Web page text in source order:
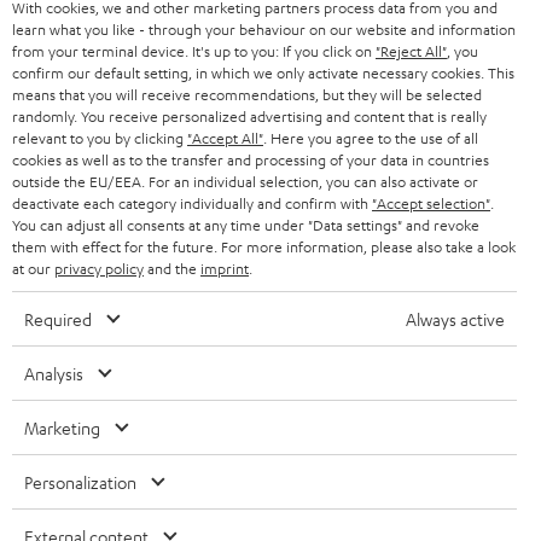
With cookies, we and other marketing partners process data from you and
learn what you like - through your behaviour on our website and information
from your terminal device. It's up to you: If you click on "Reject All" , you
confirm our default setting, in which we only activate necessary cookies. This
means that you will receive recommendations, but they will be selected
randomly. You receive personalized advertising and content that is really
relevant to you by clicking "Accept All" . Here you agree to the use of all
cookies as well as to the transfer and processing of your data in countries
outside the EU/EEA. For an individual selection, you can also activate or
deactivate each category individually and confirm with "Accept selection"
You can adjust all consents at any time under "Data settings" and revoke
them with effect for the future. For more information, please also take a look
at our privacy policyand the imprint
Required Always active
Analysis
Marketing
Personalization
External content